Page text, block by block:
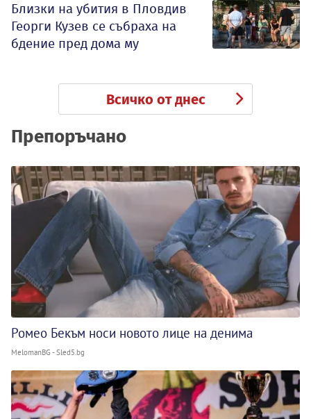
Близки на убития в Пловдив
Георги Кузев се събраха на
бдение пред дома му
Всичко от днес
Препоръчано
Ромео Бекъм носи новото лице на денима
MelomanBG - Sled5.bg